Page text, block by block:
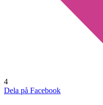
4
Dela på Facebook